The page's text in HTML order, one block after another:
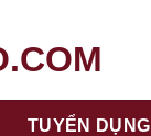
TUYỂN DỤNG